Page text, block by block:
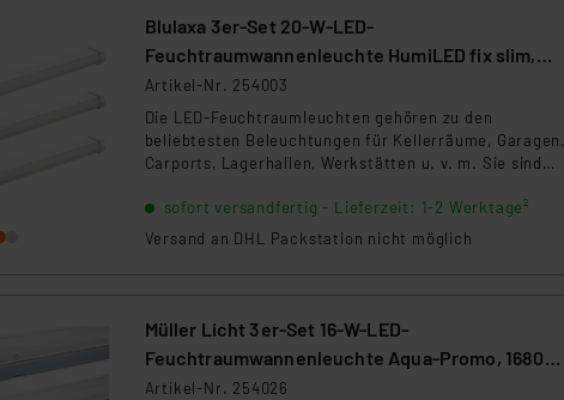
Blulaxa 3er-Set 20-W-LED-
Feuchtraumwannenleuchte HumiLED fix slim,
2400 lm, 4000 K, IP65, 120 cm
Artikel-Nr. 254003
Die LED-Feuchtraumleuchten gehören zu den
beliebtesten Beleuchtungen für Kellerräume, Garagen,
Carports, Lagerhallen, Werkstätten u. v. m. Sie sind
(IP65) und langlebigem Kunststoffgehäuse, äußerst
strapazierfähig und haben damit gegenüber
Feuchtraumleuchten mit herkömmlichen
sofort versandfertig - Lieferzeit: 1-2 Werktage²
Versand an DHL Packstation nicht möglich
Müller Licht 3er-Set 16-W-LED-
Feuchtraumwannenleuchte Aqua-Promo, 1680
lm, 4000 K, IP65, 120 cm
Artikel-Nr. 254026